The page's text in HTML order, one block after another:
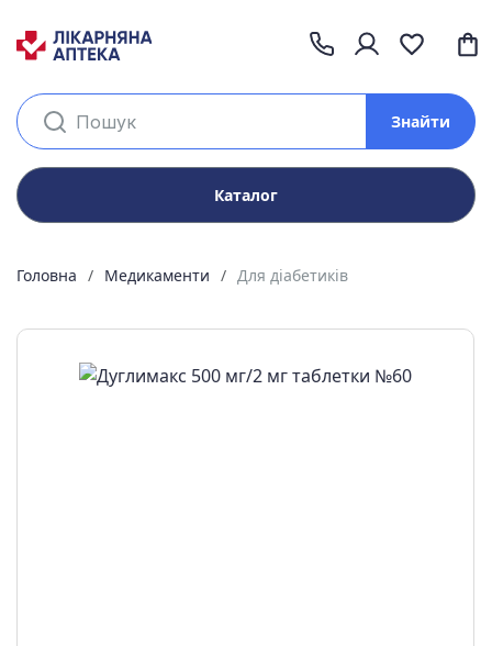
Каталог
Знайти
Головна Медикаменти Для діабетиків